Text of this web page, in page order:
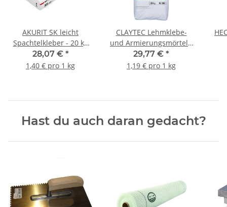
AKURIT SK leicht
Spachtelkleber - 20 kg
Sack
28,07 € *
1,40 € pro 1 kg
CLAYTEC Lehmklebe-
und Armierungsmörtel -
25 kg Sack
29,77 € *
1,19 € pro 1 kg
Hast du auch daran gedacht?